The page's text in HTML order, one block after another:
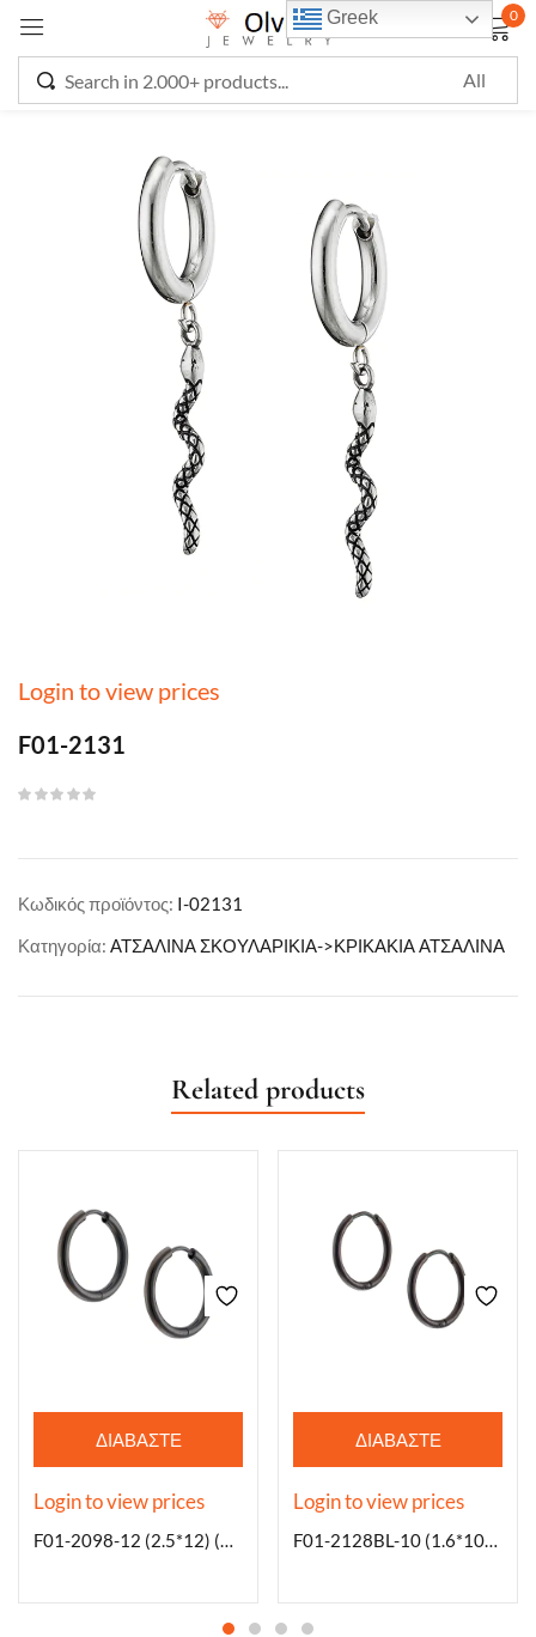
0
Login to view prices
F01-2131
Κωδικός προϊόντος: I-02131
Κατηγορία: ΑΤΣΑΛΙΝΑ ΣΚΟΥΛΑΡΙΚΙΑ->ΚΡΙΚΑΚΙΑ ΑΤΣΑΛΙΝΑ
Related products
ΔΙΑΒΆΣΤΕ
ΠΕΡΙΣΣΌΤΕΡΑ
Login to view prices
F01-2098-12 (2.5*12) (5prs)
ΔΙΑΒΆΣΤΕ
ΠΕΡΙΣΣΌΤΕΡΑ
Login to view prices
F01-2128BL-10 (1.6*10)mm (5prs)
Greek
Sign in
Remember me Lost password?
CREATE AN ACCOUNT